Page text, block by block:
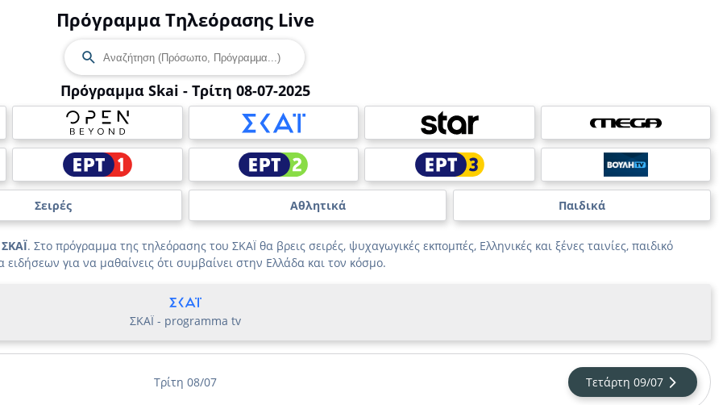
Πρόγραμμα Τηλεόρασης Live
Πρόγραμμα Skai - Τρίτη 08-07-2025
Σειρές Αθλητικά Παιδικά
ΣΚΑΪ. Στο πρόγραμμα της τηλεόρασης του ΣΚΑΪ θα βρεις σειρές, ψυχαγωγικές εκπομπές, Ελληνικές και ξένες ταινίες, παιδικό
για να μαθαίνεις ότι συμβαίνει στην Ελλάδα και τον κόσμο.
ΣΚΑΪ - programma tv
Τρίτη 08/07 Τετάρτη 09/07